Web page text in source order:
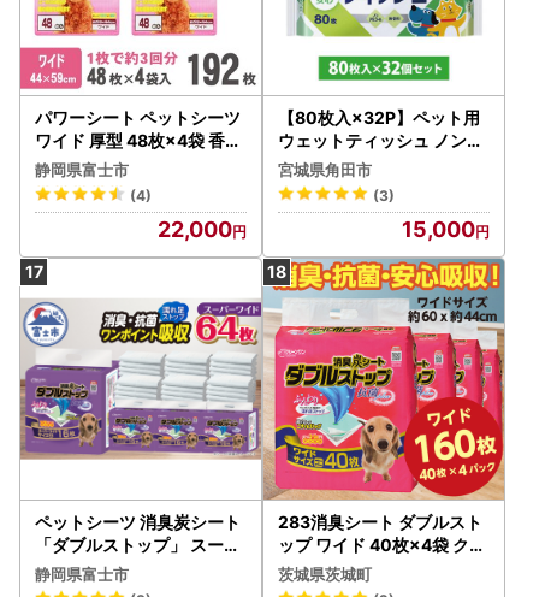
パワーシート ペットシーツ
ワイド 厚型 48枚×4袋 香り
付き ユーカリ 青色 おしっ
こ トイレ 吸収 消臭 抗菌 3
回分 ワン 犬 いぬ まとめ買
い ペット用 消耗 衛生 防災
備蓄 日本製 国産 SDGs サノ
テック 静岡 富士市 [sf024-
004]
静岡県富士市
(4)
22,000
【80枚入×32P】ペット用
ウェットティッシュ ノンア
ルコール 無香料 アイリスオ
ーヤマ DPWT
宮城県角田市
(3)
15,000
ペットシーツ 消臭炭シート
「ダブルストップ」 スーパ
ーワイド 64枚 (16枚×4パ
ック) しっかり吸収 消臭 抗
静岡県富士市
283消臭シート ダブルスト
ップ ワイド 40枚×4袋 クリ
ーンワン ペットシーツ 犬用
消臭 抗菌 炭シート ペット
茨城県茨城町